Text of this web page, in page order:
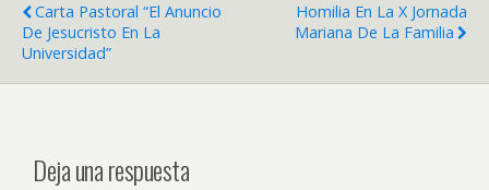
Carta Pastoral “El Anuncio
De Jesucristo En La
Universidad”
Homilia En La X Jornada
Mariana De La Familia
Deja una respuesta